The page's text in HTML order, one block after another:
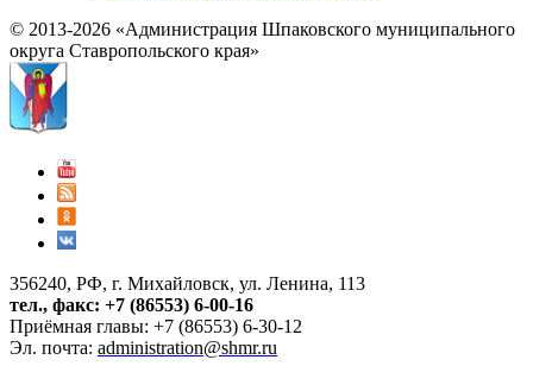
© 2013-2026 «Администрация Шпаковского муниципального
округа Ставропольского края»
356240, РФ, г. Михайловск, ул. Ленина, 113
тел., факс: +7 (86553) 6-00-16
Приёмная главы: +7 (86553) 6-30-12
Эл. почта: administration@shmr.ru